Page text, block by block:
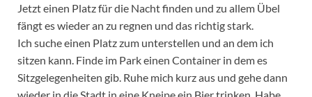
Jetzt einen Platz für die Nacht finden und zu allem Übel
fängt es wieder an zu regnen und das richtig stark.
Ich suche einen Platz zum unterstellen und an dem ich
sitzen kann. Finde im Park einen Container in dem es
Sitzgelegenheiten gib. Ruhe mich kurz aus und gehe dann